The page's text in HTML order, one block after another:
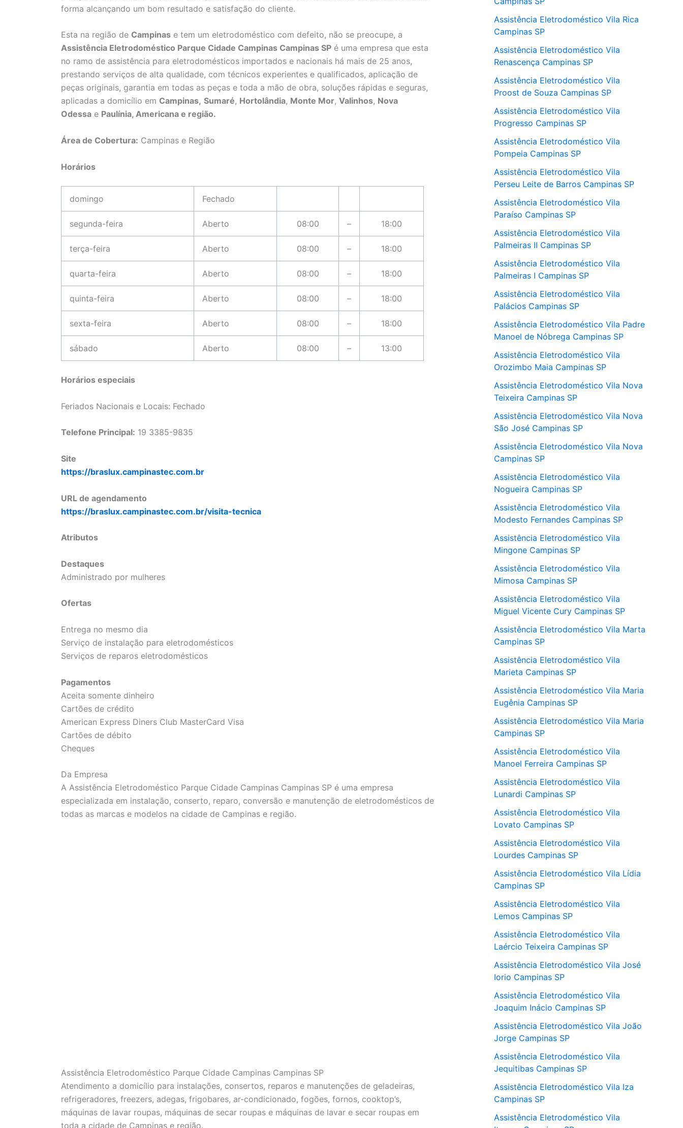
forma alcançando um bom resultado e satisfação do cliente.
Esta na região de Campinas e tem um eletrodoméstico com defeito, não se preocupe, a
Assistência Eletrodoméstico Parque Cidade Campinas Campinas SP é uma empresa que esta
no ramo de assistência para eletrodomésticos importados e nacionais há mais de 25 anos,
prestando serviços de alta qualidade, com técnicos experientes e qualificados, aplicação de
peças originais, garantia em todas as peças e toda a mão de obra, soluções rápidas e seguras,
aplicadas a domicílio em Campinas, Sumaré, Hortolândia, Monte Mor, Valinhos, Nova
Odessa e Paulínia, Americana e região.
Área de Cobertura: Campinas e Região
Horários
domingo Fechado
segunda-feira Aberto 08:00 – 18:00
terça-feira Aberto 08:00 – 18:00
quarta-feira Aberto 08:00 – 18:00
quinta-feira Aberto 08:00 – 18:00
sexta-feira Aberto 08:00 – 18:00
sábado Aberto 08:00 – 13:00
Horários especiais
Feriados Nacionais e Locais: Fechado
Telefone Principal: 19 3385-9835
Site
https://braslux.campinastec.com.br
URL de agendamento
https://braslux.campinastec.com.br/visita-tecnica
Atributos
Destaques
Administrado por mulheres
Ofertas
Entrega no mesmo dia
Serviço de instalação para eletrodomésticos
Serviços de reparos eletrodomésticos
Pagamentos
Aceita somente dinheiro
Cartões de crédito
American Express Diners Club MasterCard Visa
Cartões de débito
Cheques
Da Empresa
A Assistência Eletrodoméstico Parque Cidade Campinas Campinas SP é uma empresa
especializada em instalação, conserto, reparo, conversão e manutenção de eletrodomésticos de
todas as marcas e modelos na cidade de Campinas e região.
Assistência Eletrodoméstico Parque Cidade Campinas Campinas SP
Atendimento a domicílio para instalações, consertos, reparos e manutenções de geladeiras,
refrigeradores, freezers, adegas, frigobares, ar-condicionado, fogões, fornos, cooktop’s,
máquinas de lavar roupas, máquinas de secar roupas e máquinas de lavar e secar roupas em
toda a cidade de Campinas e região.
Assistência Eletrodoméstico Vila Rica
Campinas SP
Assistência Eletrodoméstico Vila
Renascença Campinas SP
Assistência Eletrodoméstico Vila
Proost de Souza Campinas SP
Assistência Eletrodoméstico Vila
Progresso Campinas SP
Assistência Eletrodoméstico Vila
Pompeia Campinas SP
Assistência Eletrodoméstico Vila
Perseu Leite de Barros Campinas SP
Assistência Eletrodoméstico Vila
Paraíso Campinas SP
Assistência Eletrodoméstico Vila
Palmeiras II Campinas SP
Assistência Eletrodoméstico Vila
Palmeiras I Campinas SP
Assistência Eletrodoméstico Vila
Palácios Campinas SP
Assistência Eletrodoméstico Vila Padre
Manoel de Nóbrega Campinas SP
Assistência Eletrodoméstico Vila
Orozimbo Maia Campinas SP
Assistência Eletrodoméstico Vila Nova
Teixeira Campinas SP
Assistência Eletrodoméstico Vila Nova
São José Campinas SP
Assistência Eletrodoméstico Vila Nova
Campinas SP
Assistência Eletrodoméstico Vila
Nogueira Campinas SP
Assistência Eletrodoméstico Vila
Modesto Fernandes Campinas SP
Assistência Eletrodoméstico Vila
Mingone Campinas SP
Assistência Eletrodoméstico Vila
Mimosa Campinas SP
Assistência Eletrodoméstico Vila
Miguel Vicente Cury Campinas SP
Assistência Eletrodoméstico Vila Marta
Campinas SP
Assistência Eletrodoméstico Vila
Marieta Campinas SP
Assistência Eletrodoméstico Vila Maria
Eugênia Campinas SP
Assistência Eletrodoméstico Vila Maria
Campinas SP
Assistência Eletrodoméstico Vila
Manoel Ferreira Campinas SP
Assistência Eletrodoméstico Vila
Lunardi Campinas SP
Assistência Eletrodoméstico Vila
Lovato Campinas SP
Assistência Eletrodoméstico Vila
Lourdes Campinas SP
Assistência Eletrodoméstico Vila Lídia
Campinas SP
Assistência Eletrodoméstico Vila
Lemos Campinas SP
Assistência Eletrodoméstico Vila
Laércio Teixeira Campinas SP
Assistência Eletrodoméstico Vila José
Iorio Campinas SP
Assistência Eletrodoméstico Vila
Joaquim Inácio Campinas SP
Assistência Eletrodoméstico Vila João
Jorge Campinas SP
Assistência Eletrodoméstico Vila
Jequitibas Campinas SP
Assistência Eletrodoméstico Vila Iza
Campinas SP
Assistência Eletrodoméstico Vila